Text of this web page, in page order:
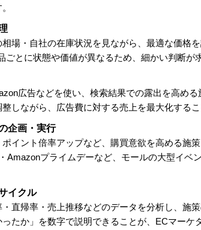
場・自社の在庫状況を見ながら、最適な価格
ごとに状態や価値が異なるため、細かい判断が
広告などを使い、検索結果での露出を高める
しながら、広告費に対する売上を最大化するこ
企画・実行
イント倍率アップなど、購買意欲を高める施
Amazonプライムデーなど、モールの大型イベ
イクル
直帰率・売上推移などのデータを分析し、施
たか」を数字で説明できることが、ECマーケ